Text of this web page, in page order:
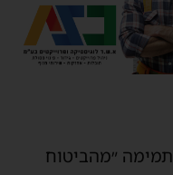
א. מתברר, קיבלה הודעת sms תמימה ״מהביטוח